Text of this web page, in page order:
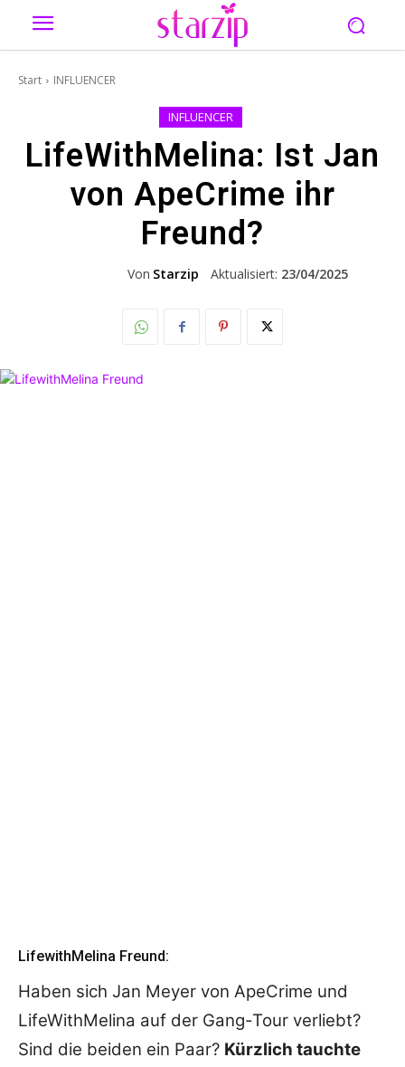
Start INFLUENCER
INFLUENCER
LifeWithMelina: Ist Jan
von ApeCrime ihr
Freund?
Von Starzip Aktualisiert: 23/04/2025
LifewithMelina Freund:
Haben sich Jan Meyer von ApeCrime und
LifeWithMelina auf der Gang-Tour verliebt?
Sind die beiden ein Paar? Kürzlich tauchte